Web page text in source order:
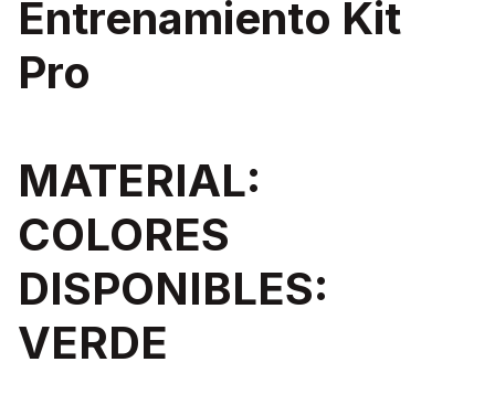
Entrenamiento Kit
Pro
MATERIAL:
COLORES
DISPONIBLES:
VERDE